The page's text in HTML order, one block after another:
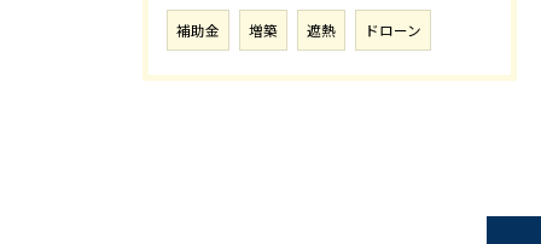
補助金 増築 遮熱 ドローン